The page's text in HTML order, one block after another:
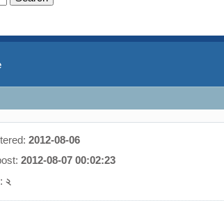
2012-08-06
2012-08-07 00:02:23
২